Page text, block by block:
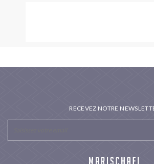
RECEVEZ NOTRE